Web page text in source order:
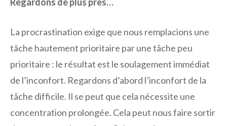
La procrastination exige que nous remplacions une
tâche hautement prioritaire par une tâche peu
prioritaire : le résultat est le soulagement immédiat
de l’inconfort. Regardons d’abord l’inconfort de la
tâche difficile. Il se peut que cela nécessite une
concentration prolongée. Cela peut nous faire sortir